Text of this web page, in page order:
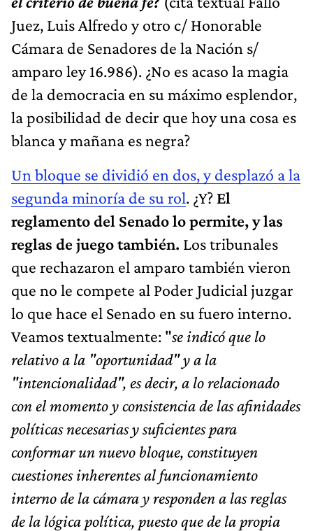
Juez, Luis Alfredo y otro c/ Honorable
Cámara de Senadores de la Nación s/
amparo ley 16.986). ¿No es acaso la magia
de la democracia en su máximo esplendor,
la posibilidad de decir que hoy una cosa es
blanca y mañana es negra?
Un bloque se dividió en dos, y desplazó a la
segunda minoría de su rol. ¿Y? El
reglamento del Senado lo permite, y las
reglas de juego también. Los tribunales
que rechazaron el amparo también vieron
que no le compete al Poder Judicial juzgar
lo que hace el Senado en su fuero interno.
Veamos textualmente: "se indicó que lo
relativo a la "oportunidad" y a la
"intencionalidad", es decir, a lo relacionado
con el momento y consistencia de las afinidades
políticas necesarias y suficientes para
conformar un nuevo bloque, constituyen
cuestiones inherentes al funcionamiento
interno de la cámara y responden a las reglas
de la lógica política, puesto que de la propia